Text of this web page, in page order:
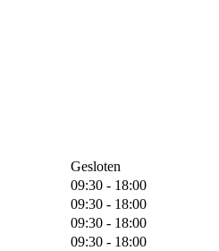
Gesloten
09:30 - 18:00
09:30 - 18:00
09:30 - 18:00
09:30 - 18:00